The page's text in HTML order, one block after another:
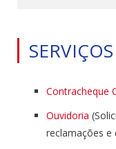
Contracheque
Ouvidoria
reclamações e